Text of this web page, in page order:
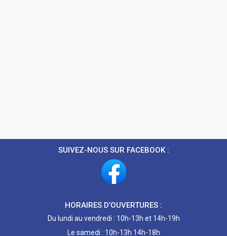
SUIVEZ-NOUS SUR FACEBOOK :
HORAIRES D’OUVERTURES :
Du lundi au vendredi : 10h-13h et 14h-19h
Le samedi : 10h-13h 14h-18h